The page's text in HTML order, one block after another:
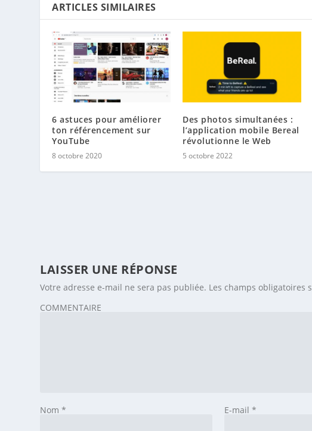
ARTICLES SIMILAIRES
6 astuces pour améliorer
ton référencement sur
YouTube
8 octobre 2020
Des photos simultanées :
l’application mobile Bereal
révolutionne le Web
5 octobre 2022
LAISSER UNE RÉPONSE
Votre adresse e-mail ne sera pas publiée. Les champs obligatoires
COMMENTAIRE
Nom* E-mail *